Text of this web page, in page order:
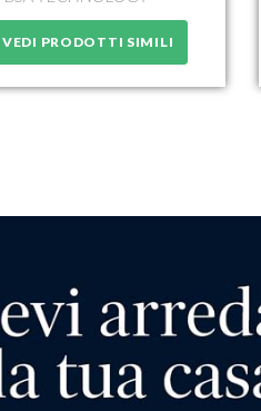
VEDI PRODOTTI SIMILI